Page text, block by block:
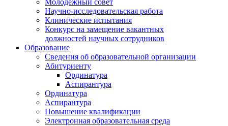
Научно-исследовательская работа
Клинические испытания
Конкурс на замещение вакантных
должностей научных сотрудников
Образование
Сведения об образовательной организации
Абитуриенту
Ординатура
Аспирантура
Ординатура
Аспирантура
Повышение квалификации
Электронная образовательная среда